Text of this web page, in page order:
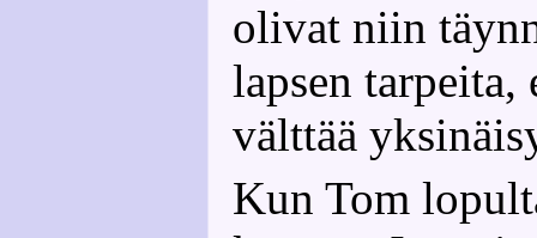
olivat niin
lapsen tarpeita,
välttää
Kun Tom